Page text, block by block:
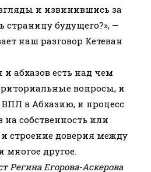
и извинившись за
страницу будущего?», —
наш разговор Кетеван
абхазов есть над чем
вопросы, и
в Абхазию, и процесс
на собственность или
строение доверия между
многое другое.
Регина Егорова-Аскерова